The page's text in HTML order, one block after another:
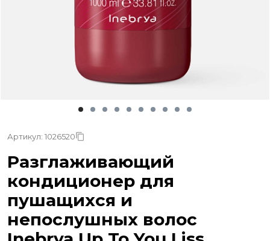
Артикул: 1026520
Разглаживающий
кондиционер для
пушащихся и
непослушных волос